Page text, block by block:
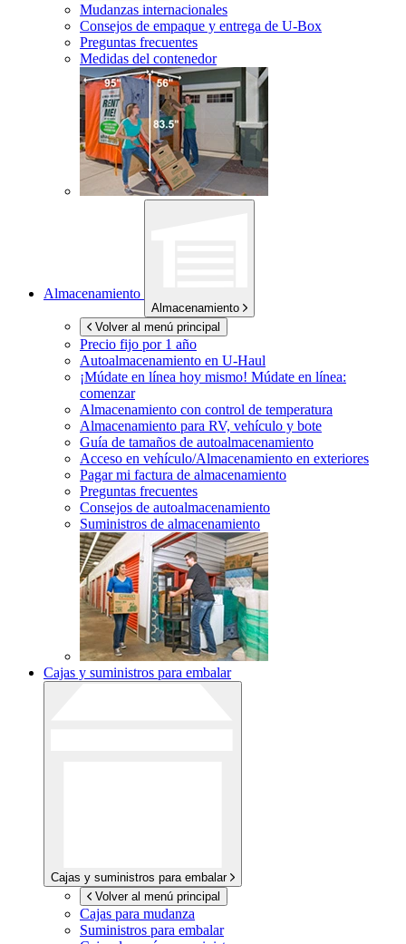
Mudanzas internacionales
Consejos de empaque y entrega de U-Box
Preguntas frecuentes
Medidas del contenedor
Almacenamiento
Almacenamiento
Volver al menú principal
Precio fijo por 1 año
Autoalmacenamiento en U-Haul
¡Múdate en línea hoy mismo! Múdate en línea:
comenzar
Almacenamiento con control de temperatura
Almacenamiento para RV, vehículo y bote
Guía de tamaños de autoalmacenamiento
Acceso en vehículo/Almacenamiento en exteriores
Pagar mi factura de almacenamiento
Preguntas frecuentes
Consejos de autoalmacenamiento
Suministros de almacenamiento
Cajas y suministros para embalar
Cajas y suministros para embalar
Volver al menú principal
Cajas para mudanza
Suministros para embalar